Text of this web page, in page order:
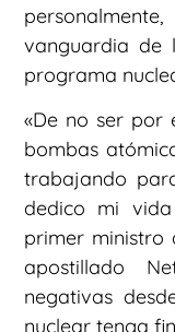
vanguardia de
programa
«De no ser por
bombas
trabajando
dedico mi
primer ministro
apostillado
negativas
nuclear tenga